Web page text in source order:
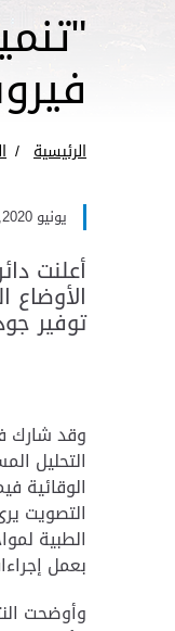
الرئيسية
يونيو 29,2020
أعلنت
توفير
بعمل إجراءات استباقية